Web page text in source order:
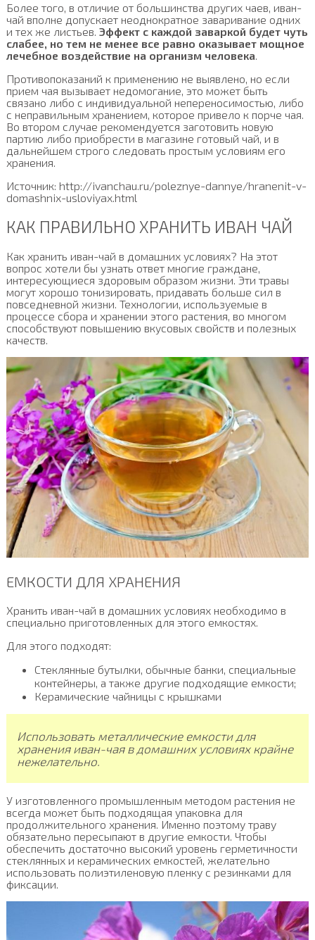
Более того, в отличие от большинства других чаев, иван-
чай вполне допускает неоднократное заваривание одних
и тех же листьев. Эффект с каждой заваркой будет чуть
слабее, но тем не менее все равно оказывает мощное
лечебное воздействие на организм человека.
Противопоказаний к применению не выявлено, но если
прием чая вызывает недомогание, это может быть
связано либо с индивидуальной непереносимостью, либо
с неправильным хранением, которое привело к порче чая.
Во втором случае рекомендуется заготовить новую
партию либо приобрести в магазине готовый чай, и в
дальнейшем строго следовать простым условиям его
хранения.
Источник: http://ivanchau.ru/poleznye-dannye/hranenit-v-
domashnix-usloviyax.html
КАК ПРАВИЛЬНО ХРАНИТЬ ИВАН ЧАЙ
Как хранить иван-чай в домашних условиях? На этот
вопрос хотели бы узнать ответ многие граждане,
интересующиеся здоровым образом жизни. Эти травы
могут хорошо тонизировать, придавать больше сил в
повседневной жизни. Технологии, используемые в
процессе сбора и хранении этого растения, во многом
способствуют повышению вкусовых свойств и полезных
качеств.
ЕМКОСТИ ДЛЯ ХРАНЕНИЯ
Хранить иван-чай в домашних условиях необходимо в
специально приготовленных для этого емкостях.
Для этого подходят:
Стеклянные бутылки, обычные банки, специальные
контейнеры, а также другие подходящие емкости;
Керамические чайницы с крышками
Использовать металлические емкости для
хранения иван-чая в домашних условиях крайне
нежелательно.
У изготовленного промышленным методом растения не
всегда может быть подходящая упаковка для
продолжительного хранения. Именно поэтому траву
обязательно пересыпают в другие емкости. Чтобы
обеспечить достаточно высокий уровень герметичности
стеклянных и керамических емкостей, желательно
использовать полиэтиленовую пленку с резинками для
фиксации.